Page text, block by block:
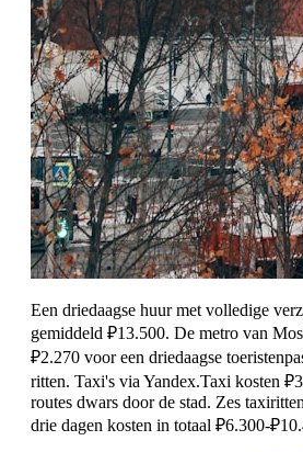
Een driedaagse huur met volledige
gemiddeld ₽13.500. De metro van
₽2.270 voor een driedaagse
ritten. Taxi's via Yandex.Taxi kosten
routes dwars door de stad. Zes
drie dagen kosten in totaal ₽6.300-